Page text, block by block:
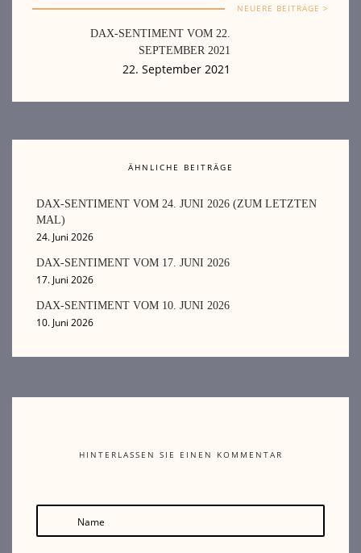
NEUERE BEITRÄGE >
DAX-SENTIMENT VOM 22.
SEPTEMBER 2021
22. September 2021
ÄHNLICHE BEITRÄGE
DAX-SENTIMENT VOM 24. JUNI 2026 (ZUM LETZTEN
MAL)
24. Juni 2026
DAX-SENTIMENT VOM 17. JUNI 2026
17. Juni 2026
DAX-SENTIMENT VOM 10. JUNI 2026
10. Juni 2026
HINTERLASSEN SIE EINEN KOMMENTAR
Name